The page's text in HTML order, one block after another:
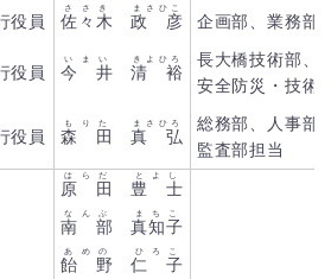
役員 佐々木
ささき
政 彦
まさひこ
企画部、業務部
役員 今 井
いまい
清 裕
きよひろ
長大橋技術部、
安全防災・技術
役員 森 田
もりた
真 弘
まさひろ
総務部、人事部
監査部担当
原 田
はらだ
豊 士
とよし
南 部
なんぶ
真知子
まちこ
飴 野
あめの
仁 子
ひろこ